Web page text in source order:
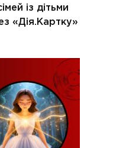
із дітьми
«Дія.Картку»